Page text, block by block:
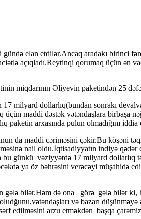
elan etdilər.Ancaq aradakı birinci
açıqladı.Reytinqi qorumaq üçün ən
miqdarının Əliyevin paketindən 25
milyard dollarlıq(bundan sonrakı
maddi dəstək vətəndaşlara birbaşa
arxasında pulun olmadığını iddia
da maddi cəriməsini çəkir.Bu köşəni
nail oldu.İqtisadiyyatın indiyə qədər
günkü vəziyyətdə 17 milyard dollarlıq
ya öz bəhrəsini verəcəyi müşahidə
gələ bilər.Həm də ona görə gələ bilər
və bazarı düşünməyə
edilməsini arzu etməkdən başqa